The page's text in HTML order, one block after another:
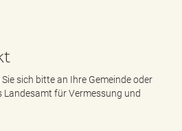
sich bitte an Ihre Gemeinde oder
Landesamt für Vermessung und